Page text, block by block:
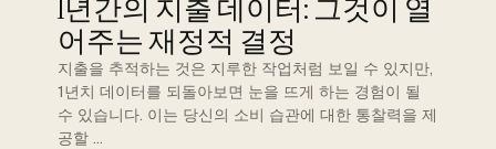
1년간의 지출 데이터: 그것이 열
어주는 재정적 결정
지출을 추적하는 것은 지루한 작업처럼 보일 수 있지만,
1년치 데이터를 되돌아보면 눈을 뜨게 하는 경험이 될
수 있습니다. 이는 당신의 소비 습관에 대한 통찰력을 제
공할 …